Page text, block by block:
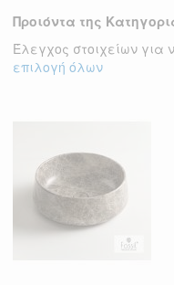
Προιόντα της
Έλεγχος στοιχείων για
επιλογή όλων